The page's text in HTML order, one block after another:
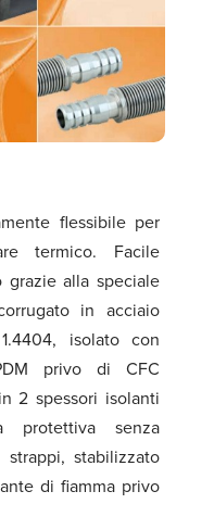
flessibile per
termico. Facile
alla speciale
in acciaio
isolato con
privo di CFC
2 spessori isolanti
protettiva senza
stabilizzato
di fiamma privo